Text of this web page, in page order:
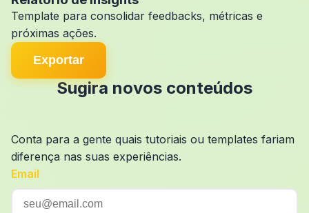
Template para consolidar feedbacks, métricas e
próximas ações.
Exportar
Sugira novos conteúdos
Conta para a gente quais tutoriais ou templates fariam
diferença nas suas experiências.
Email